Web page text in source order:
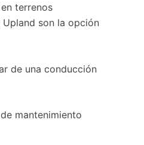
terrenos
son la opción
de una conducción
mantenimiento